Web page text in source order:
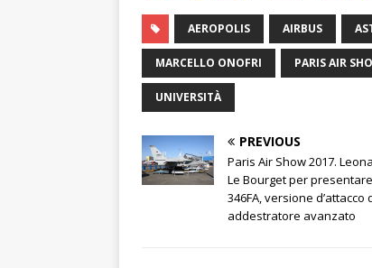
k
e
d
I
n
a
t
s
A
p
p
i
t
t
e
r
c
e
b
o
y
i
a
i
i
n
t
s
a
g
i
AEROPOLIS AIRBUS
MARCELLO ONOFRI PARIS AIR
UNIVERSITÀ
PREVIOUS
Paris Air Show 2017.
Le Bourget per
346FA, versione d’attacco
addestratore avanzato